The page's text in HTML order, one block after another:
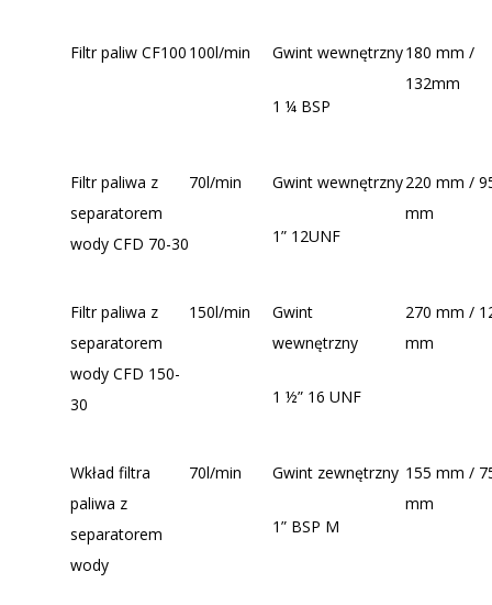
Filtr paliw CF100 100l/min Gwint wewnętrzny
1 ¼ BSP
180 mm /
132mm
Filtr paliwa z
separatorem
wody CFD 70-30
70l/min Gwint wewnętrzny
1” 12UNF
220 mm /
mm
Filtr paliwa z
separatorem
wody CFD 150-
30
150l/min
Gwint
wewnętrzny
1 ½” 16 UNF
270 mm /
mm
Wkład filtra
paliwa z
separatorem
wody
70l/min Gwint zewnętrzny
1” BSP M
155 mm /
mm